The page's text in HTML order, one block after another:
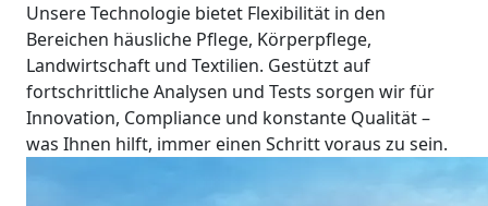
Unsere Technologie bietet Flexibilität in den
Bereichen häusliche Pflege, Körperpflege,
Landwirtschaft und Textilien. Gestützt auf
fortschrittliche Analysen und Tests sorgen wir für
Innovation, Compliance und konstante Qualität –
was Ihnen hilft, immer einen Schritt voraus zu sein.